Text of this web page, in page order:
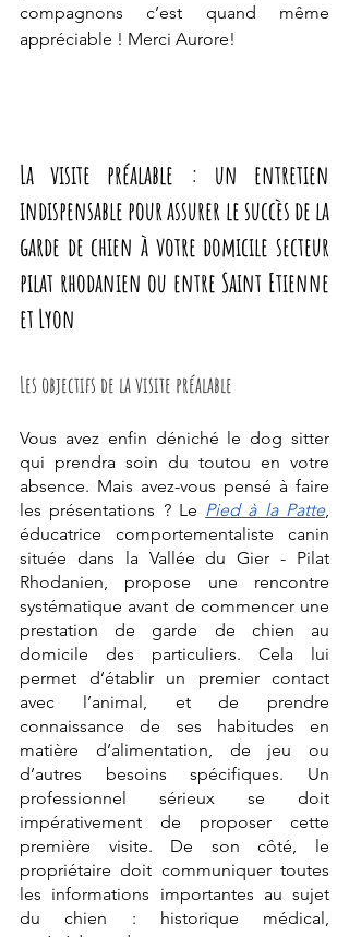
compagnons c’est quand même
appréciable ! Merci Aurore!
La visite préalable : un entretien
indispensable pour assurer le succès de la
garde de chien à votre domicile secteur
pilat rhodanien ou entre Saint Etienne
et Lyon
Les objectifs de la visite préalable
Vous avez enfin déniché le dog sitter
qui prendra soin du toutou en votre
absence. Mais avez-vous pensé à faire
les présentations ? Le Pied à la Patte,
éducatrice comportementaliste canin
située dans la Vallée du Gier - Pilat
Rhodanien, propose une rencontre
systématique avant de commencer une
prestation de garde de chien au
domicile des particuliers. Cela lui
permet d’établir un premier contact
avec l’animal, et de prendre
connaissance de ses habitudes en
matière d’alimentation, de jeu ou
d’autres besoins spécifiques. Un
professionnel sérieux se doit
impérativement de proposer cette
première visite. De son côté, le
propriétaire doit communiquer toutes
les informations importantes au sujet
du chien : historique médical,